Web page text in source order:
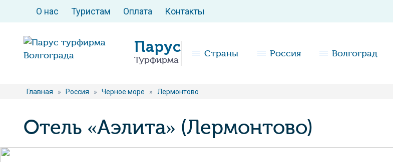
О нас Туристам Оплата Контакты
Парус
Турфирма
Страны Россия Волгоград
Главная » Россия » Черное море » Лермонтово
Отель «Аэлита» (Лермонтово)